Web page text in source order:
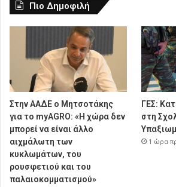
Πιο Δημοφιλή
Στην ΑΑΔΕ ο Μητσοτάκης
για το myAGRO: «Η χώρα δεν
μπορεί να είναι άλλο
αιχμάλωτη των
κυκλωμάτων, του
ρουσφετιού και του
παλαιοκομματισμού»
ΓΕΣ:
στη
1 ώρα